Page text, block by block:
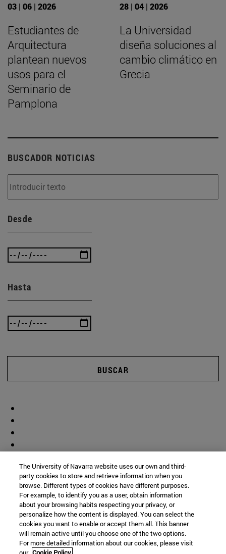
03 | 06 | 2026
Estudiantes de
Arquitectura
plantean nuevos
usos para el
Seminario de
Pamplona
28 | 04 | 2026
La Universidad
diseña soluciones al
cambio climático en
Grecia
BUSCADOR NOTICIAS
Desde
Hasta
BUSCAR
The University of Navarra website uses our own and third-
party cookies to store and retrieve information when you
browse. Different types of cookies have different purposes.
For example, to identify you as a user, obtain information
about your browsing habits respecting your privacy, or
personalize how the content is displayed. You can select the
cookies you want to enable or accept them all. This banner
will remain active until you choose one of the two options.
For more detailed information about our cookies, please visit